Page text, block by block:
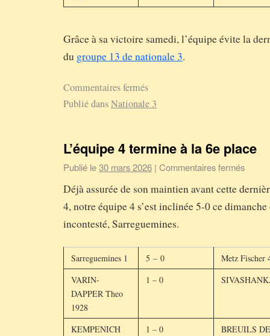
Grâce à sa victoire samedi, l’équipe évite la
du groupe 13 de nationale 3.
Commentaires fermés
Publié dansNationale 3
L’équipe 4 termine à la 6e place
Publié le30 mars 2026 | Commentaires fermés
Déjà assurée de son maintien avant cette
4, notre équipe 4 s’est inclinée 5-0 ce
incontesté, Sarreguemines.
Sarreguemines 1 5 – 0
Metz Fischer
VARIN-
DAPPER Theo
1928
1 – 0
KEMPENICH
1 – 0 BREUILS